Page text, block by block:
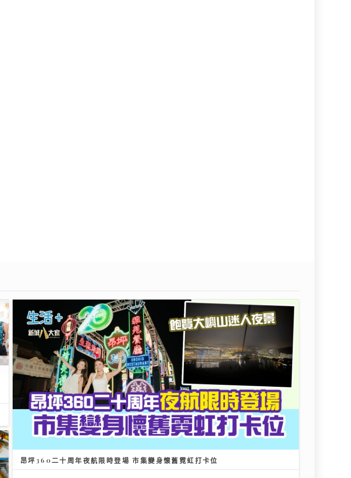
昂坪360二十周年夜航限時登場 市集變身懷舊霓虹打卡位